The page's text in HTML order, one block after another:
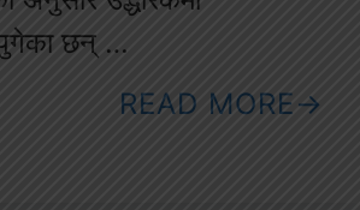
छन् …
READ MORE